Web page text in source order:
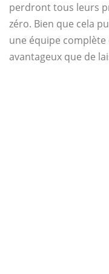
perdront tous leurs
zéro. Bien que cela
une équipe
avantageux que de